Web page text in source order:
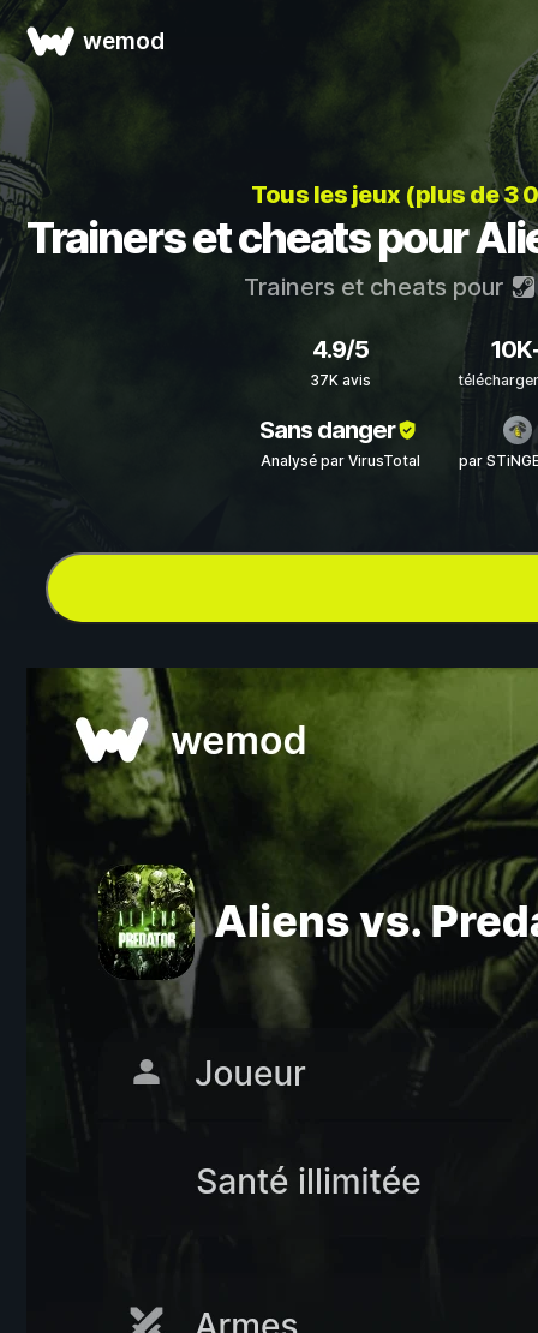
wemod
Tous les jeux (plus de 3
Trainers et cheats pour
Trainers et cheats pour
4.9/5
37K avis
Sans danger
Analysé par VirusTotal par